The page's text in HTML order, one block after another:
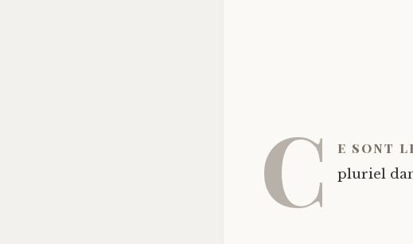
C e sont
pluriel